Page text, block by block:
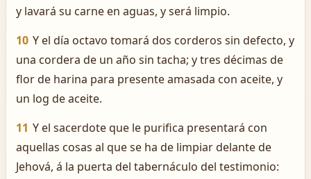
y lavará su carne en aguas, y será limpio.
10 Y el día octavo tomará dos corderos sin defecto, y
una cordera de un año sin tacha; y tres décimas de
flor de harina para presente amasada con aceite, y
un log de aceite.
11 Y el sacerdote que le purifica presentará con
aquellas cosas al que se ha de limpiar delante de
Jehová, á la puerta del tabernáculo del testimonio: